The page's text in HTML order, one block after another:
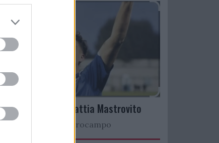
Arriva il talento Mattia Mastrovito
Nuovo colpo a centrocampo